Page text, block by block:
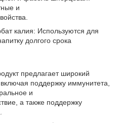
и
калия: Используются для
долгого срока
предлагает широкий
поддержку иммунитета,
и
а также поддержку